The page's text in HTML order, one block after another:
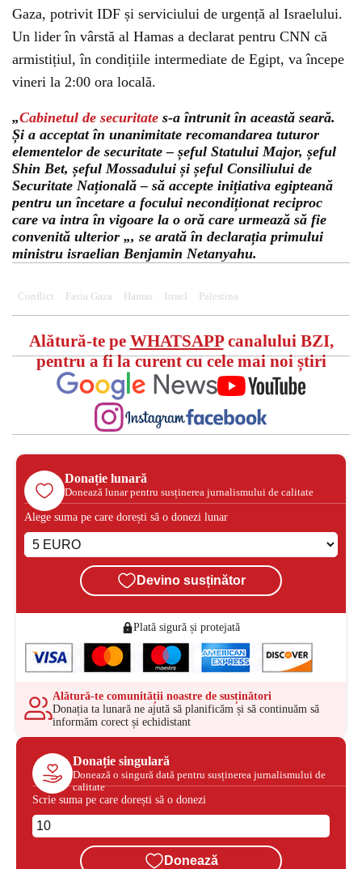
Gaza, potrivit IDF și serviciului de urgență al Israelului.
Un lider în vârstă al Hamas a declarat pentru CNN că
armistițiul, în condițiile intermediate de Egipt, va începe
vineri la 2:00 ora locală.
„Cabinetul de securitate s-a întrunit în această seară.
Și a acceptat în unanimitate recomandarea tuturor
elementelor de securitate – șeful Statului Major, șeful
Shin Bet, șeful Mossadului și șeful Consiliului de
Securitate Națională – să accepte inițiativa egipteană
pentru un încetare a focului necondiționat reciproc
care va intra în vigoare la o oră care urmează să fie
convenită ulterior „, se arată în declarația primului
ministru israelian Benjamin Netanyahu.
Conflict Fasia Gaza Hamas Israel Palestina
Alătură-te pe WHATSAPPcanalului BZI,
pentru a fi la curent cu cele mai noi știri
Donație lunară
Donează lunar pentru susținerea jurnalismului de calitate
Alege suma pe care dorești să o donezi lunar
Devino susținător
Plată sigură și protejată
Alătură-te comunității noastre de susținători
Donația ta lunară ne ajută să planificăm și să continuăm să
informăm corect și echidistant
Donație singulară
Donează o singură dată pentru susținerea jurnalismului de
calitate
Scrie suma pe care dorești să o donezi
Donează